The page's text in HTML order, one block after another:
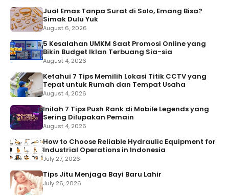
Jual Emas Tanpa Surat di Solo, Emang Bisa?
Simak Dulu Yuk
August 6, 2026
5 Kesalahan UMKM Saat Promosi Online yang
Bikin Budget Iklan Terbuang Sia-sia
August 4, 2026
Ketahui 7 Tips Memilih Lokasi Titik CCTV yang
Tepat untuk Rumah dan Tempat Usaha
August 4, 2026
Inilah 7 Tips Push Rank di Mobile Legends yang
Sering Dilupakan Pemain
August 4, 2026
How to Choose Reliable Hydraulic Equipment for
Industrial Operations in Indonesia
July 27, 2026
Tips Jitu Menjaga Bayi Baru Lahir
July 26, 2026